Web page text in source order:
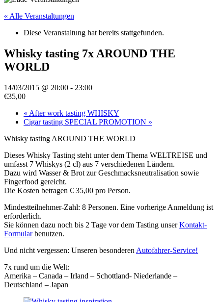
« Alle Veranstaltungen
Diese Veranstaltung hat bereits stattgefunden.
Whisky tasting 7x AROUND THE
WORLD
14/03/2015 @ 20:00 - 23:00
€35,00
« After work tasting WHISKY
Cigar tasting SPECIAL PROMOTION »
Whisky tasting AROUND THE WORLD
Dieses Whisky Tasting steht unter dem Thema WELTREISE und
umfasst 7 Whiskys (2 cl) aus 7 verschiedenen Ländern.
Dazu wird Wasser & Brot zur Geschmacksneutralisation sowie
Fingerfood gereicht.
Die Kosten betragen € 35,00 pro Person.
Mindestteilnehmer-Zahl: 8 Personen. Eine vorherige Anmeldung ist
erforderlich.
Sie können dazu noch bis 2 Tage vor dem Tasting unserKontakt-
Formularbenutzen.
Und nicht vergessen: Unseren besonderen Autofahrer-Service!
7x rund um die Welt:
Amerika – Canada – Irland – Schottland- Niederlande –
Deutschland – Japan